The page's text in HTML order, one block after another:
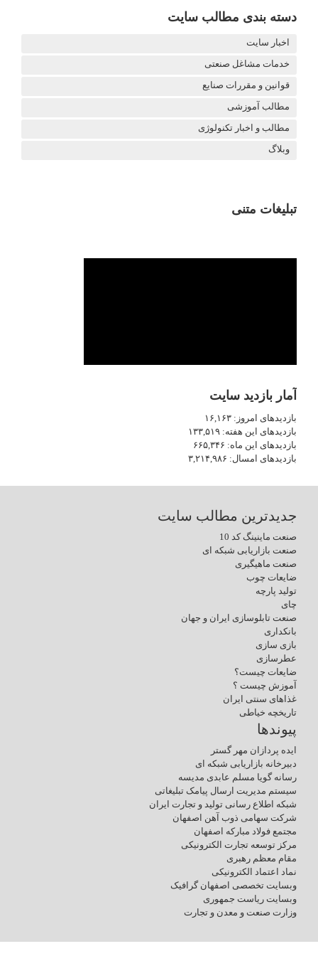
دسته بندی مطالب سایت
اخبار سایت
خدمات مشاغل صنعتی
قوانین و مقررات صنایع
مطالب آموزشی
مطالب و اخبار تکنولوژی
وبلاگ
تبلیغات متنی
آمار بازدید سایت
بازدیدهای امروز: ۱۶,۱۶۳
بازدیدهای این هفته: ۱۳۳,۵۱۹
بازدیدهای این ماه: ۶۶۵,۳۴۶
بازدیدهای امسال: ۳,۲۱۴,۹۸۶
جدیدترین مطالب سایت
صنعت ماینینگ کد 10
صنعت بازاریابی شبکه ای
صنعت ماهیگیری
ضایعات چوب
تولید پارچه
چای
صنعت تابلوسازی ایران و جهان
بانکداری
بازی سازی
عطرسازی
ضایعات چیست؟
آموزش چیست ؟
غذاهای سنتی ایران
تاریخچه خیاطی
پیوندها
ایده پردازان مهر گستر
دبیرخانه بازاریابی شبکه ای
رسانه گویا مسلم عابدی مدیسه
سیستم مدیریت ارسال پیامک تبلیغاتی
شبکه اطلاع رسانی تولید و تجارت ایران
شرکت سهامی ذوب آهن اصفهان
مجتمع فولاد مبارکه اصفهان
مرکز توسعه تجارت الکترونیکی
مقام معظم رهبری
نماد اعتماد الکترونیکی
وبسایت تخصصی اصفهان گرافیک
وبسایت ریاست جمهوری
وزارت صنعت و معدن و تجارت